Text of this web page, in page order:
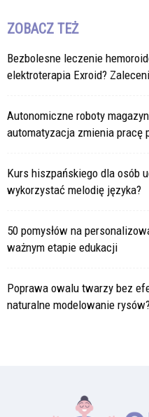
ZOBACZ TEŻ
Bezbolesne leczenie
elektroterapia Exroid?
Autonomiczne roboty
automatyzacja zmienia pracę
Kurs hiszpańskiego dla osób
wykorzystać melodię języka?
50 pomysłów na
ważnym etapie edukacji
Poprawa owalu twarzy bez
naturalne modelowanie rysów?